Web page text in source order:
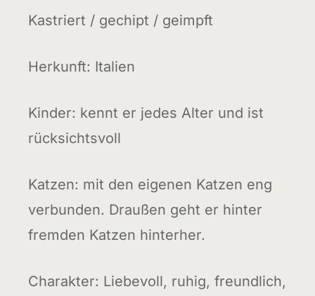
Kastriert / gechipt / geimpft
Herkunft: Italien
Kinder: kennt er jedes Alter und ist
rücksichtsvoll
Katzen: mit den eigenen Katzen eng
verbunden. Draußen geht er hinter
fremden Katzen hinterher.
Charakter: Liebevoll, ruhig, freundlich,